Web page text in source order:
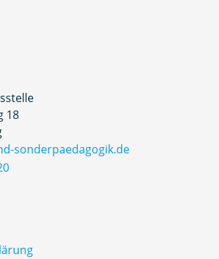
18
sonderpaedagogik.de